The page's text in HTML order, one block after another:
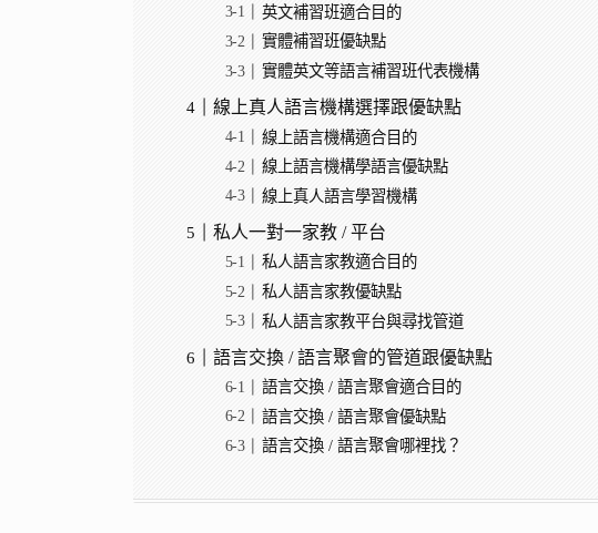
英文補習班適合目的
實體補習班優缺點
實體英文等語言補習班代表機構
線上真人語言機構選擇跟優缺點
線上語言機構適合目的
線上語言機構學語言優缺點
線上真人語言學習機構
私人一對一家教 / 平台
私人語言家教適合目的
私人語言家教優缺點
私人語言家教平台與尋找管道
語言交換 / 語言聚會的管道跟優缺點
語言交換 / 語言聚會適合目的
語言交換 / 語言聚會優缺點
語言交換 / 語言聚會哪裡找？